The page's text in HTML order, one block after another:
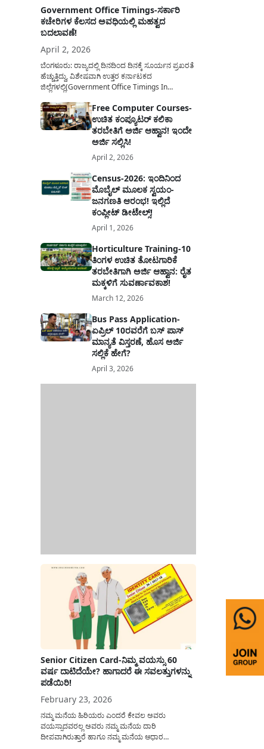
Government Office Timings-ಸರ್ಕಾರಿ
ಕಚೇರಿಗಳ ಕೆಲಸದ ಅವಧಿಯಲ್ಲಿ ಮಹತ್ವದ
ಬದಲಾವಣೆ!
April 2, 2026
ಬೆಂಗಳೂರು: ರಾಜ್ಯದಲ್ಲಿ ದಿನದಿಂದ ದಿನಕ್ಕೆ ಸೂರ್ಯನ ಪ್ರಖರತೆ
ಹೆಚ್ಚುತ್ತಿದ್ದು, ವಿಶೇಷವಾಗಿ ಉತ್ತರ ಕರ್ನಾಟಕದ
ಜಿಲ್ಲೆಗಳಲ್ಲಿ(Government Office Timings In
ಹಿನ್ನೆಲೆಯಲ್ಲಿ ಸರ್ಕಾರಿ ನೌಕರರ ಹಿತದೃಷ್ಟಿಯಿಂದ ಹಾಗೂ
ಸಾರ್ವಜನಿಕರ ಅನುಕೂಲಕ್ಕಾಗಿ ಕರ್ನಾಟಕ ಸರ್ಕಾರವು
ಮಹತ್ವದ ನಿರ್ಧಾರವೊಂದನ್ನು ಕೈಗೊಂಡಿದೆ. ಕಿತ್ತೂರು ಕರ್ನಾಟಕ
ಮತ್ತು ಕಲ್ಯಾಣ ಕರ್ನಾಟಕದ ಒಟ್ಟು 9 ಜಿಲ್ಲೆಗಳಲ್ಲಿ ಏಪ್ರಿಲ್...
Free Computer Courses-
ಉಚಿತ ಕಂಪ್ಯೂಟರ್ ಕಲಿಕಾ
ತರಬೇತಿಗೆ ಅರ್ಜಿ ಆಹ್ವಾನ! ಇಂದೇ
ಅರ್ಜಿ ಸಲ್ಲಿಸಿ!
April 2, 2026
Census-2026: ಇಂದಿನಿಂದ
ಮೊಬೈಲ್ ಮೂಲಕ ಸ್ವಯಂ-
ಜನಗಣತಿ ಆರಂಭ! ಇಲ್ಲಿದೆ
ಕಂಪ್ಲೀಟ್ ಡೀಟೇಲ್ಸ್!
April 1, 2026
Horticulture Training-10
ತಿಂಗಳ ಉಚಿತ ತೋಟಗಾರಿಕೆ
ತರಬೇತಿಗಾಗಿ ಅರ್ಜಿ ಆಹ್ವಾನ: ರೈತ
ಮಕ್ಕಳಿಗೆ ಸುವರ್ಣಾವಕಾಶ!
March 12, 2026
Bus Pass Application-
ಏಪ್ರಿಲ್ 10ರವರೆಗೆ ಬಸ್ ಪಾಸ್
ಮಾನ್ಯತೆ ವಿಸ್ತರಣೆ, ಹೊಸ ಅರ್ಜಿ
ಸಲ್ಲಿಕೆ ಹೇಗೆ?
April 3, 2026
Senior Citizen Card-ನಿಮ್ಮ ವಯಸ್ಸು 60
ವರ್ಷ ದಾಟಿದೆಯೇ? ಹಾಗಾದರೆ ಈ ಸವಲತ್ತುಗಳನ್ನು
ಪಡೆಯಿರಿ!
February 23, 2026
ನಮ್ಮ ಮನೆಯ ಹಿರಿಯರು ಎಂದರೆ ಕೇವಲ ಅವರು
ವಯಸ್ಸಾದವರಲ್ಲ ಅವರು ನಮ್ಮ ಮನೆಯ ದಾರಿ
ದೀಪವಾಗಿರುತ್ತಾರೆ ಹಾಗೂ ನಮ್ಮ ಮನೆಯ ಆಧಾರ